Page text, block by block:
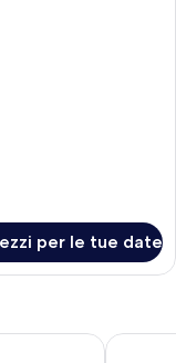
per le tue date